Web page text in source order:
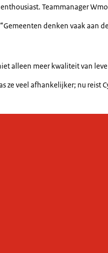
Teammanager
denken vaak aan
alleen meer kwaliteit van
ze veel afhankelijker; nu